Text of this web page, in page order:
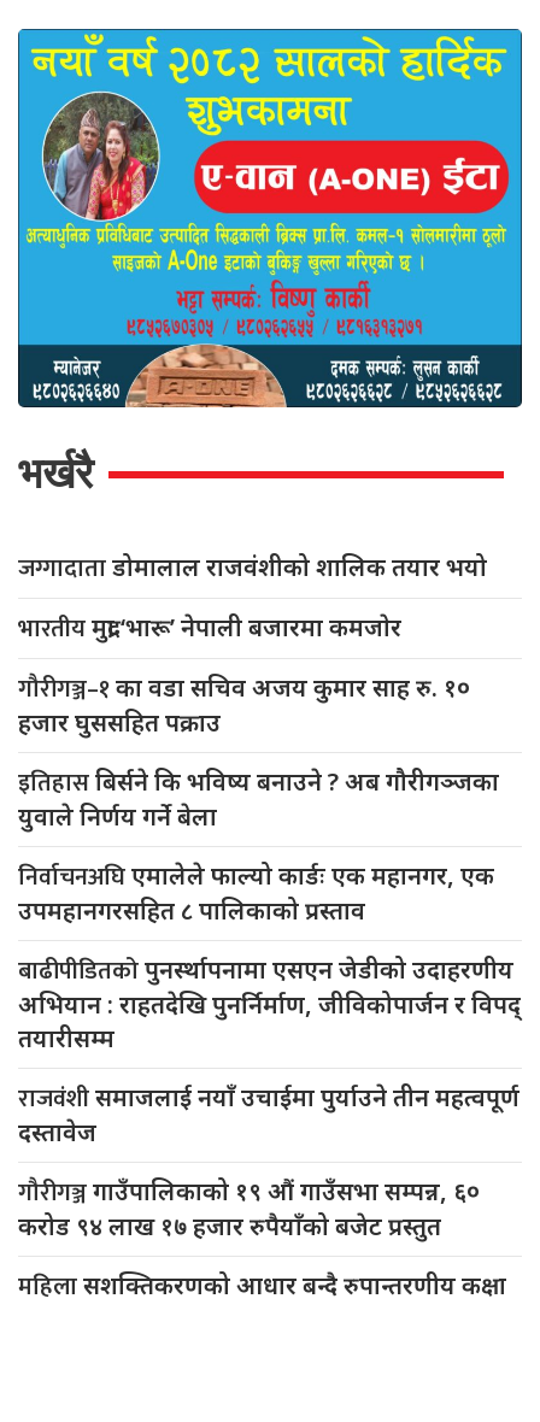
भर्खरै
जग्गादाताडोमालाल राजवंशीको शालिक तयार भयो
भारतीयमुद्रा ‘भारू’ नेपाली बजारमा कमजाेर
गौरीगञ्ज–१का वडा सचिव अजय कुमार साह रु. १०
हजार घुससहित पक्राउ
इतिहासबिर्सने कि भविष्य बनाउने ? अब गौरीगञ्जका
युवाले निर्णय गर्ने बेला
निर्वाचनअघिएमालेले फाल्यो कार्डः एक महानगर, एक
उपमहानगरसहित ८ पालिकाको प्रस्ताव
बाढीपीडितकोपुनर्स्थापनामा एसएन जेडीको उदाहरणीय
अभियान : राहतदेखि पुनर्निर्माण, जीविकोपार्जन र विपद्
तयारीसम्म
राजवंशीसमाजलाई नयाँ उचाईमा पुर्याउने तीन महत्वपूर्ण
दस्तावेज
गौरीगञ्जगाउँपालिकाको १९ औं गाउँसभा सम्पन्न, ६०
करोड ९४ लाख १७ हजार रुपैयाँको बजेट प्रस्तुत
महिलासशक्तिकरणको आधार बन्दै रुपान्तरणीय कक्षा